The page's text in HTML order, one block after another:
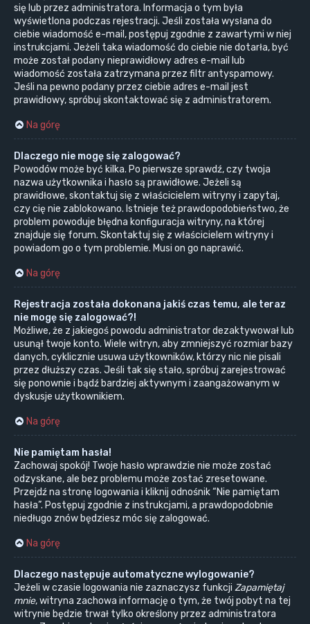
się lub przez administratora. Informacja o tym była
wyświetlona podczas rejestracji. Jeśli została wysłana do
ciebie wiadomość e-mail, postępuj zgodnie z zawartymi w niej
instrukcjami. Jeżeli taka wiadomość do ciebie nie dotarła, być
może został podany nieprawidłowy adres e-mail lub
wiadomość została zatrzymana przez filtr antyspamowy.
Jeśli na pewno podany przez ciebie adres e-mail jest
prawidłowy, spróbuj skontaktować się z administratorem.
Na górę
Dlaczego nie mogę się zalogować?
Powodów może być kilka. Po pierwsze sprawdź, czy twoja
nazwa użytkownika i hasło są prawidłowe. Jeżeli są
prawidłowe, skontaktuj się z właścicielem witryny i zapytaj,
czy cię nie zablokowano. Istnieje też prawdopodobieństwo, że
problem powoduje błędna konfiguracja witryny, na której
znajduje się forum. Skontaktuj się z właścicielem witryny i
powiadom go o tym problemie. Musi on go naprawić.
Na górę
Rejestracja została dokonana jakiś czas temu, ale teraz
nie mogę się zalogować?!
Możliwe, że z jakiegoś powodu administrator dezaktywował lub
usunął twoje konto. Wiele witryn, aby zmniejszyć rozmiar bazy
danych, cyklicznie usuwa użytkowników, którzy nic nie pisali
przez dłuższy czas. Jeśli tak się stało, spróbuj zarejestrować
się ponownie i bądź bardziej aktywnym i zaangażowanym w
dyskusje użytkownikiem.
Na górę
Nie pamiętam hasła!
Zachowaj spokój! Twoje hasło wprawdzie nie może zostać
odzyskane, ale bez problemu może zostać zresetowane.
Przejdź na stronę logowania i kliknij odnośnik “Nie pamiętam
hasła”. Postępuj zgodnie z instrukcjami, a prawdopodobnie
niedługo znów będziesz móc się zalogować.
Na górę
Dlaczego następuje automatyczne wylogowanie?
Jeżeli w czasie logowania nie zaznaczysz funkcji Zapamiętaj
mnie, witryna zachowa informację o tym, że twój pobyt na tej
witrynie będzie trwał tylko określony przez administratora